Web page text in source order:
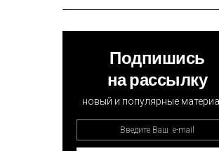
Подпишись
на рассылку
новый и популярные